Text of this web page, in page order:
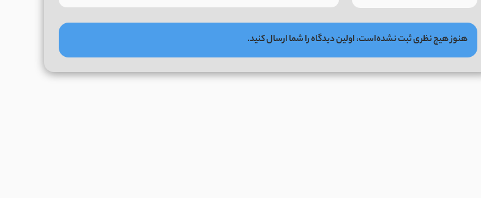
هنوز هیچ نظری ثبت نشده‌است، اولین دیدگاه را شما ارسال کنید.